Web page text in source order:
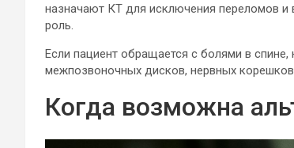
назначают КТ для исключения переломов и
роль.
Если пациент обращается с болями в
межпозвоночных дисков, нервных
Когда возможна